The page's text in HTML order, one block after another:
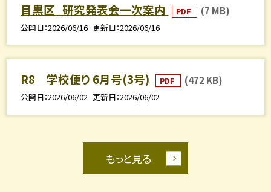
目黒区_研究発表会一次案内 PDF (7 MB)
公開日 2026/06/16 更新日 2026/06/16
R8 学校便り 6月号(3号) PDF (472 KB)
公開日 2026/06/02 更新日 2026/06/02
もっと見る